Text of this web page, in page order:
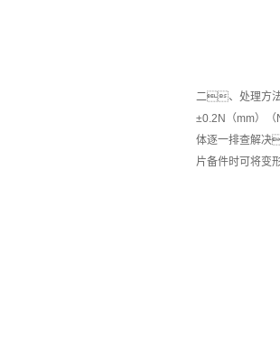
二、处理方
±0.2N（mm）
体逐一排查解
片备件时可将